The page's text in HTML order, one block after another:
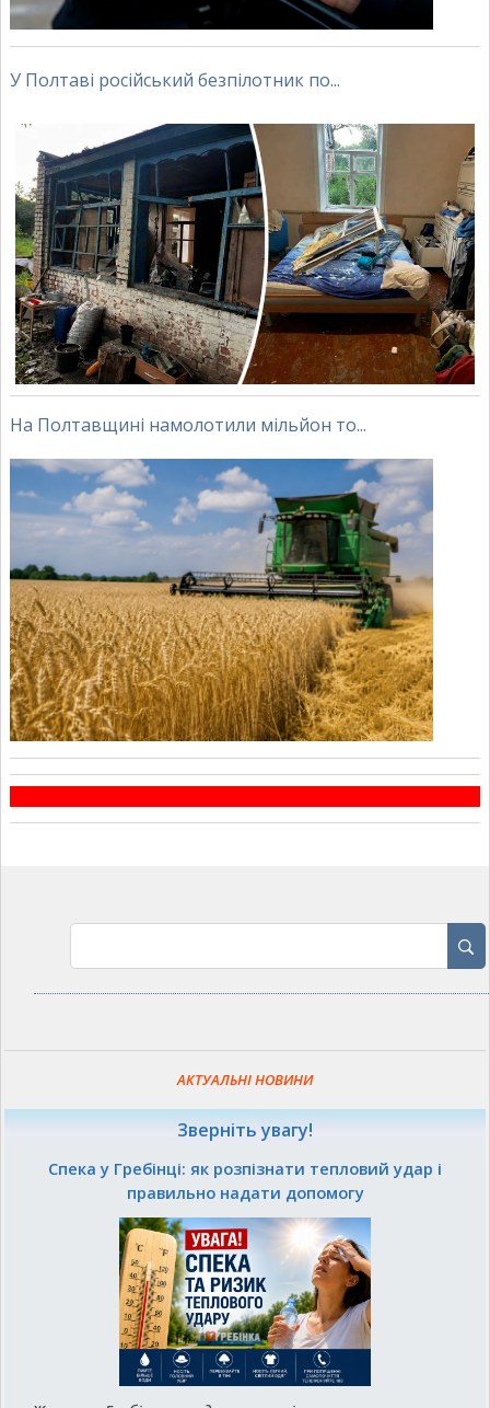
У Полтаві російський безпілотник по...
На Полтавщині намолотили мільйон то...
АКТУАЛЬНІ НОВИНИ
Зверніть увагу!
Спека у Гребінці: як розпізнати тепловий удар і
правильно надати допомогу